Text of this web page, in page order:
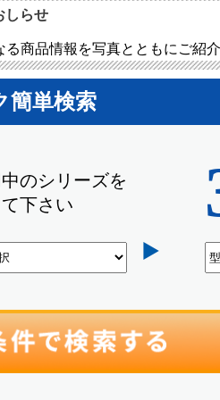
しらせ
る商品情報を写真とともにご紹